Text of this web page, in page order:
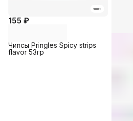
155 ₽
Чипсы Pringles Spicy strips
flavor 53гр